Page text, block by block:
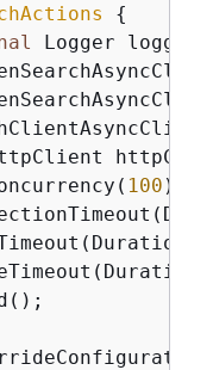
{
Logger logger
100 )